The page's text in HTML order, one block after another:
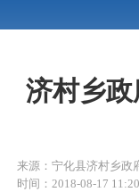
济村乡
来源：宁化县济村乡政
时间：2018-08-17 11:20